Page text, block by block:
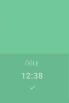
ÖĞLE
12:38